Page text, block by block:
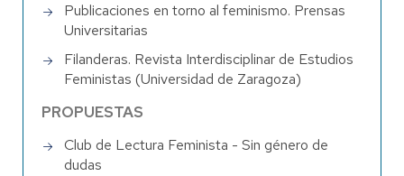
Publicaciones en torno al feminismo. Prensas
Universitarias
Filanderas. Revista Interdisciplinar de Estudios
Feministas (Universidad de Zaragoza)
PROPUESTAS
Club de Lectura Feminista - Sin género de
dudas